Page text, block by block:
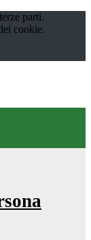
parti.
cookie.